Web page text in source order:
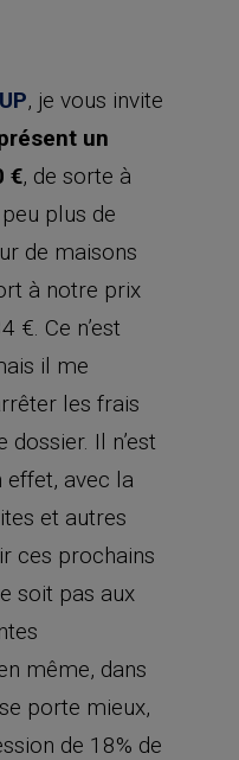
, je vous invite
un
€, de sorte à
plus de
de maisons
à notre prix
€. Ce n’est
il me
les frais
Il n’est
effet, avec la
et autres
ces prochains
soit pas aux
même, dans
porte mieux,
de 18% de